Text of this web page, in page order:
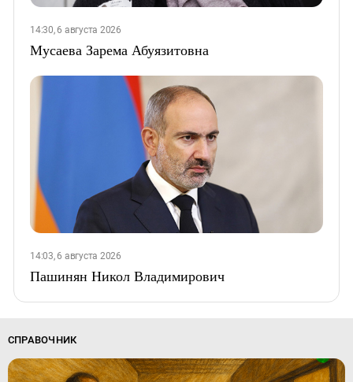
14:30, 6 августа 2026
Мусаева Зарема Абуязитовна
14:03, 6 августа 2026
Пашинян Никол Владимирович
СПРАВОЧНИК